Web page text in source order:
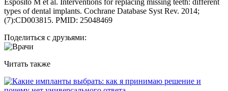
types of dental implants. Cochrane Database Syst Rev. 2014;
(7):CD003815. PMID: 25048469
Поделиться с друзьями:
Читать также